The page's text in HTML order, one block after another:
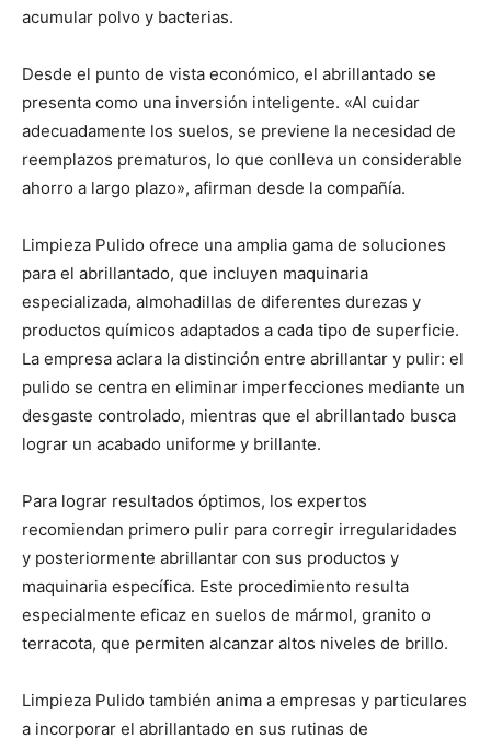
acumular polvo y bacterias.
Desde el punto de vista económico, el abrillantado se
presenta como una inversión inteligente. «Al cuidar
adecuadamente los suelos, se previene la necesidad de
reemplazos prematuros, lo que conlleva un considerable
ahorro a largo plazo», afirman desde la compañía.
Limpieza Pulido ofrece una amplia gama de soluciones
para el abrillantado, que incluyen maquinaria
especializada, almohadillas de diferentes durezas y
productos químicos adaptados a cada tipo de superficie.
La empresa aclara la distinción entre abrillantar y pulir: el
pulido se centra en eliminar imperfecciones mediante un
desgaste controlado, mientras que el abrillantado busca
lograr un acabado uniforme y brillante.
Para lograr resultados óptimos, los expertos
recomiendan primero pulir para corregir irregularidades
y posteriormente abrillantar con sus productos y
maquinaria específica. Este procedimiento resulta
especialmente eficaz en suelos de mármol, granito o
terracota, que permiten alcanzar altos niveles de brillo.
Limpieza Pulido también anima a empresas y particulares
a incorporar el abrillantado en sus rutinas de